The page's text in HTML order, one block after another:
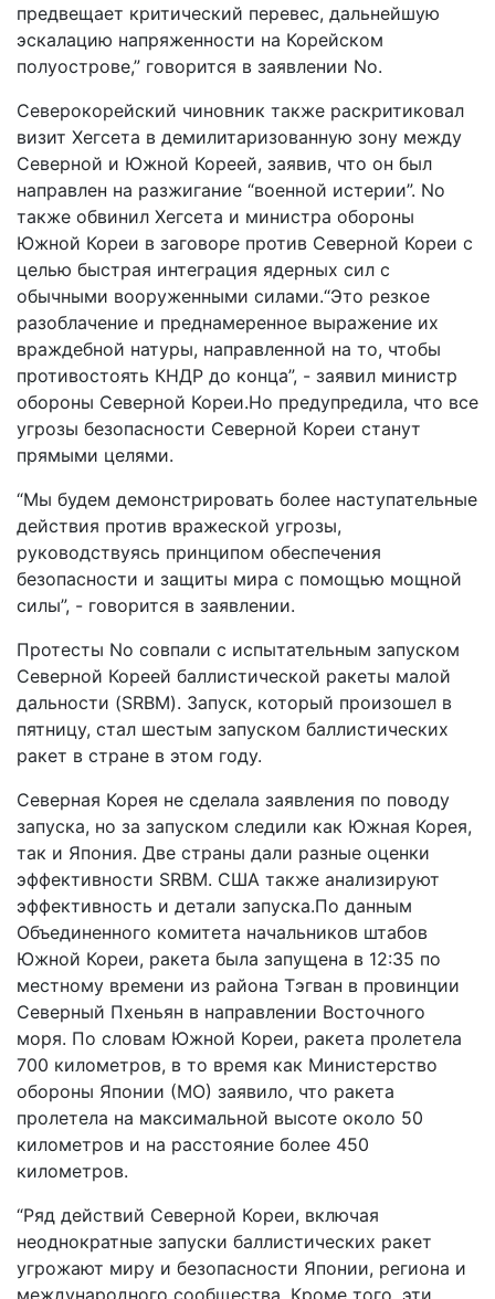
предвещает критический перевес, дальнейшую
эскалацию напряженности на Корейском
полуострове,” говорится в заявлении No.
Северокорейский чиновник также раскритиковал
визит Хегсета в демилитаризованную зону между
Северной и Южной Кореей, заявив, что он был
направлен на разжигание “военной истерии”. No
также обвинил Хегсета и министра обороны
Южной Кореи в заговоре против Северной Кореи с
целью быстрая интеграция ядерных сил с
обычными вооруженными силами.“Это резкое
разоблачение и преднамеренное выражение их
враждебной натуры, направленной на то, чтобы
противостоять КНДР до конца”, - заявил министр
обороны Северной Кореи.Но предупредила, что все
угрозы безопасности Северной Кореи станут
прямыми целями.
“Мы будем демонстрировать более наступательные
действия против вражеской угрозы,
руководствуясь принципом обеспечения
безопасности и защиты мира с помощью мощной
силы”, - говорится в заявлении.
Протесты No совпали с испытательным запуском
Северной Кореей баллистической ракеты малой
дальности (SRBM). Запуск, который произошел в
пятницу, стал шестым запуском баллистических
ракет в стране в этом году.
Северная Корея не сделала заявления по поводу
запуска, но за запуском следили как Южная Корея,
так и Япония. Две страны дали разные оценки
эффективности SRBM. США также анализируют
эффективность и детали запуска.По данным
Объединенного комитета начальников штабов
Южной Кореи, ракета была запущена в 12:35 по
местному времени из района Тэгван в провинции
Северный Пхеньян в направлении Восточного
моря. По словам Южной Кореи, ракета пролетела
700 километров, в то время как Министерство
обороны Японии (МО) заявило, что ракета
пролетела на максимальной высоте около 50
километров и на расстояние более 450
километров.
“Ряд действий Северной Кореи, включая
неоднократные запуски баллистических ракет
угрожают миру и безопасности Японии, региона и
международного сообщества. Кроме того, эти